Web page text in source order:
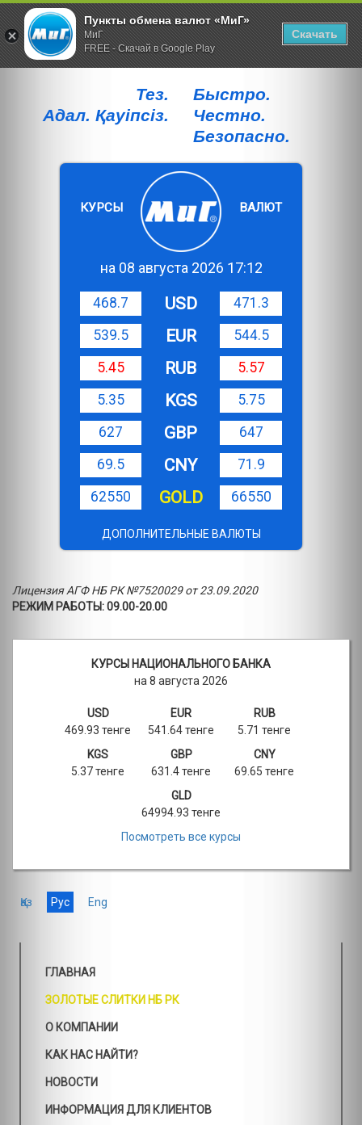
Тез.
Адал. Қауiпсiз.
Быстро.
Честно.
Безопасно.
КУРСЫ ВАЛЮТ
на 08 августа 2026 17:12
468.7 USD
471.3
539.5
EUR
544.5
5.45
RUB
5.57
5.35
KGS
5.75
627
GBP
647
69.5
CNY
71.9
62550
GOLD 66550
ДОПОЛНИТЕЛЬНЫЕ ВАЛЮТЫ
Лицензия АГФ НБ РК №7520029 от 23.09.2020
РЕЖИМ РАБОТЫ: 09.00-20.00
КУРСЫ НАЦИОНАЛЬНОГО БАНКА
на 8 августа 2026
USD
469.93 тенге
EUR
541.64 тенге
RUB
5.71 тенге
KGS
5.37 тенге
GBP
631.4 тенге
CNY
69.65 тенге
GLD
64994.93 тенге
Посмотреть все курсы
Қаз Рус Eng
ГЛАВНАЯ
ЗОЛОТЫЕ СЛИТКИ НБ РК
О КОМПАНИИ
КАК НАС НАЙТИ?
НОВОСТИ
ИНФОРМАЦИЯ ДЛЯ КЛИЕНТОВ
Пункты обмена валют «МиГ»
МиГ
FREE - Скачай в Google Play
Скачать